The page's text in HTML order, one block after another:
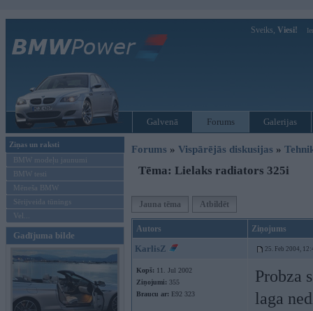
Sveiks, Viesi!
Galvenā Forums Galerijas
Ziņas un raksti
BMW modeļu jaunumi
BMW testi
Mēneša BMW
Sērijveida tūnings
Vel...
Gadījuma bilde
Forums » Vispārējās diskusijas »
Tēma: Lielaks radiators 325i
Jauna tēma Atbildēt
Autors Ziņojums
KarlisZ 25. Feb 2004,
Kopš: 11. Jul 2002
Ziņojumi: 355
Braucu ar: E92 323
Probza
laga